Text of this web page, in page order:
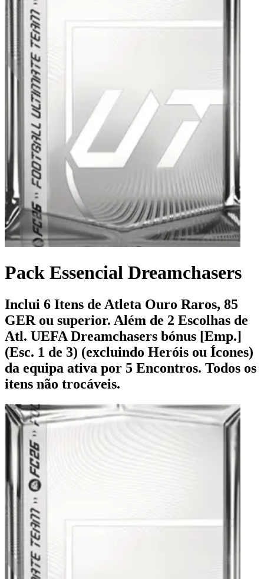
Pack Essencial Dreamchasers
Inclui 6 Itens de Atleta Ouro Raros, 85
GER ou superior. Além de 2 Escolhas de
Atl. UEFA Dreamchasers bónus [Emp.]
(Esc. 1 de 3) (excluindo Heróis ou Ícones)
da equipa ativa por 5 Encontros. Todos os
itens não trocáveis.